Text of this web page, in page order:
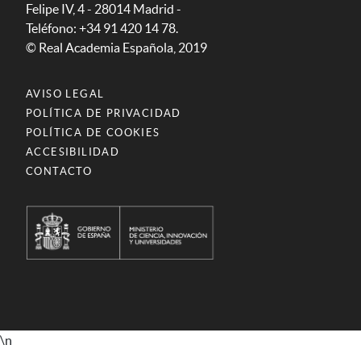
Felipe IV, 4 - 28014 Madrid -
Teléfono: +34 91 420 14 78.
© Real Academia Española, 2019
AVISO LEGAL
POLÍTICA DE PRIVACIDAD
POLÍTICA DE COOKIES
ACCESIBILIDAD
CONTACTO
\n